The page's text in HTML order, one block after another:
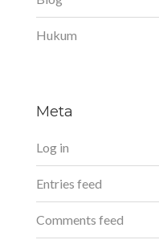
Hukum
Meta
Log in
Entries feed
Comments feed